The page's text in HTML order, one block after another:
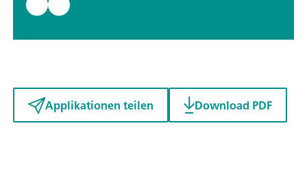
Applikationen teilen Download PDF